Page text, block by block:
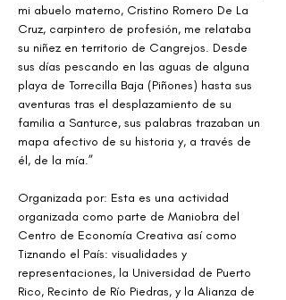
mi abuelo materno, Cristino Romero De La
Cruz, carpintero de profesión, me relataba
su niñez en territorio de Cangrejos. Desde
sus días pescando en las aguas de alguna
playa de Torrecilla Baja (Piñones) hasta sus
aventuras tras el desplazamiento de su
familia a Santurce, sus palabras trazaban un
mapa afectivo de su historia y, a través de
él, de la mía.”
Organizada por: Esta es una actividad
organizada como parte de Maniobra del
Centro de Economía Creativa así como
Tiznando el País: visualidades y
representaciones, la Universidad de Puerto
Rico, Recinto de Río Piedras, y la Alianza de